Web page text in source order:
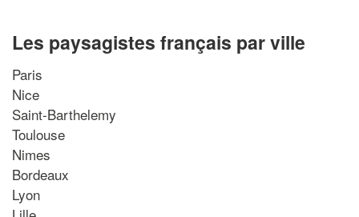
Les paysagistes français par ville
Paris
Nice
Saint-Barthelemy
Toulouse
Nimes
Bordeaux
Lyon